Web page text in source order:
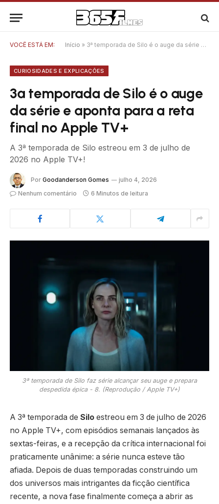
VOCÊ ESTÁ EM: Início » 3ª temporada de Silo é o auge da série e aponta para a reta final no Apple TV+
CURIOSIDADES E EXPLICAÇÕES
3ª temporada de Silo é o auge
da série e aponta para a reta
final no Apple TV+
A 3ª temporada de Silo estreou em 3 de julho de
2026 no Apple TV+!
Por Goodanderson Gomes
julho 4, 2026
Nenhum comentário
6 Minutos de leitura
3ª temporada de Silo faz série alcançar seu auge e prepara
despedida épica - 8. (Reprodução / Apple TV+)
A 3ª temporada de Silo estreou em 3 de julho de 2026
no Apple TV+, com episódios semanais lançados às
sextas-feiras, e a recepção da crítica internacional foi
praticamente unânime: a série nunca esteve tão
afiada. Depois de duas temporadas construindo um
dos universos mais intrigantes da ficção científica
recente, a nova fase finalmente começa a abrir as